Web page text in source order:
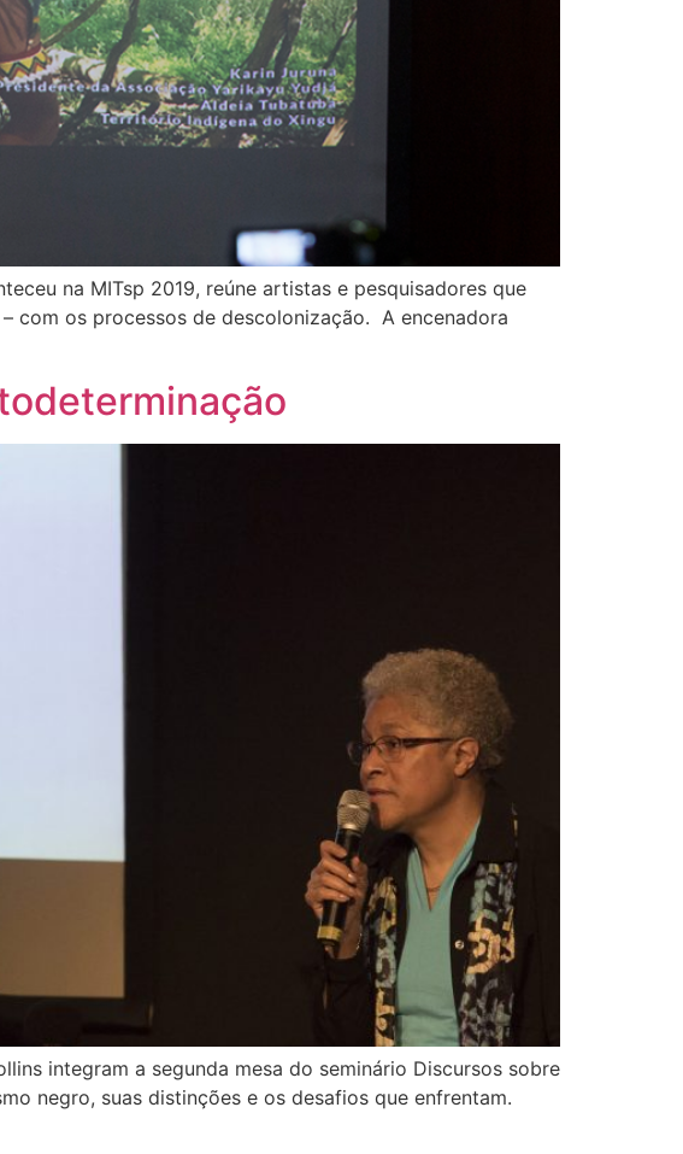
na MITsp 2019, reúne artistas e pesquisadores que
com os processos de descolonização. A encenadora
integram a segunda mesa do seminário Discursos sobre
negro, suas distinções e os desafios que enfrentam.